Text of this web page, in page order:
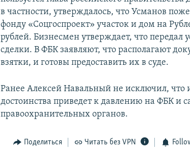
в частности, утверждалось, что Усманов
фонду «Соцгоспроект» участок и дом на
рублей. Бизнесмен утверждает, что передал
сделки. В ФБК заявляют, что располагают
взятки, и готовы предоставить их в суде.
Ранее Алексей Навальный не исключил, что
достоинства приведет к давлению на ФБК и
правоохранительных органов.
Поделиться Читать без VPN